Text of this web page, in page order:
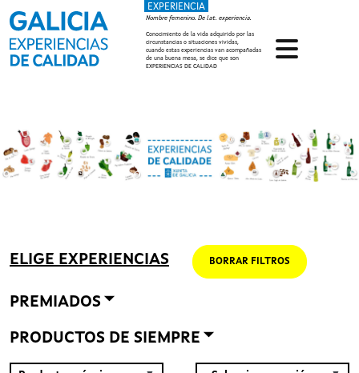
Pasar al contenido principal
EXPERIENCIA
Nombre femenino. De lat. experiencia.
Conocimiento de la vida adquirido por las
circunstancias o situaciones vividas,
cuando estas experiencias van acompañadas
de una buena mesa, se dice que son
EXPERIENCIAS DE CALIDAD
ELIGE EXPERIENCIAS BORRAR FILTROS
PREMIADOS
PRODUCTOS DE SIEMPRE